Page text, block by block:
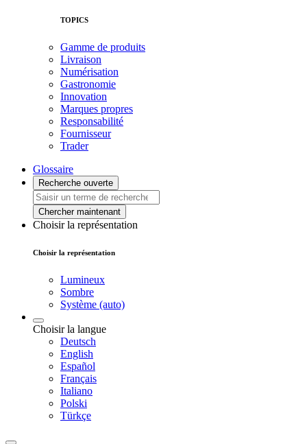
TOPICS
Gamme de produits
Livraison
Numérisation
Gastronomie
Innovation
Marques propres
Responsabilité
Fournisseur
Trader
Glossaire
Recherche ouverte
Chercher maintenant
Choisir la représentation
Choisir la représentation
Lumineux
Sombre
Système (auto)
Choisir la langue
Deutsch
English
Español
Français
Italiano
Polski
Türkçe